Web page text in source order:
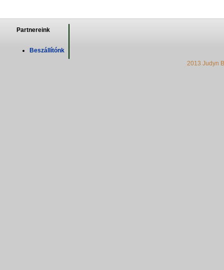
Partnereink
Beszállítónk
2013 Judyn